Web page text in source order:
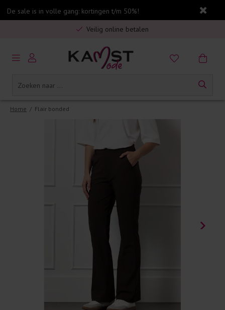
De sale is in volle gang: kortingen t/m 50%!
Gratis verzending in Nederland vanaf €75,-
Veilig online betalen
5% spaarbonus op jouw aankoop
Gratis verzending in Nederland vanaf €75,-
Home / Flair bonded